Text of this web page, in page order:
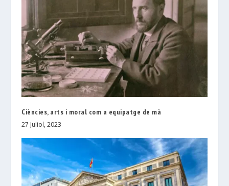
Ciències, arts i moral com a equipatge de mà
27 Juliol, 2023